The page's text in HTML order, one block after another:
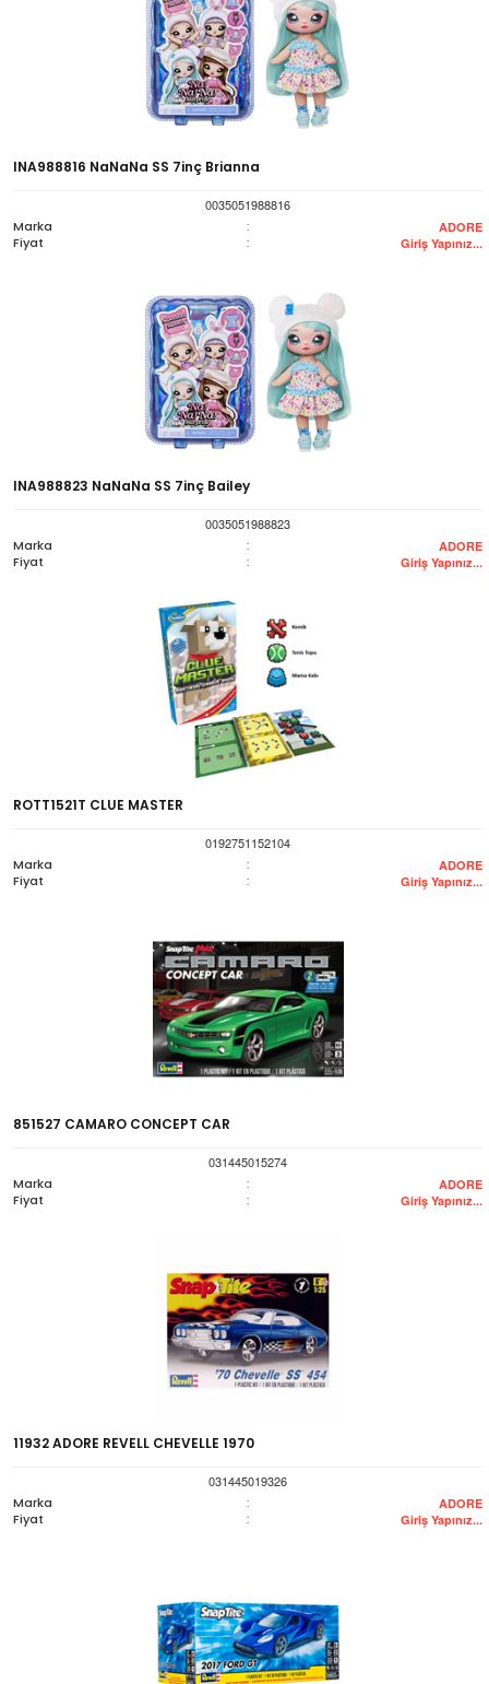
INA988816 NaNaNa SS 7inç Brianna
0035051988816
Marka
: ADORE
Fiyat : Giriş Yapınız...
INA988823 NaNaNa SS 7inç Bailey
0035051988823
Marka
: ADORE
Fiyat : Giriş Yapınız...
ROTT1521T CLUE MASTER
0192751152104
Marka
: ADORE
Fiyat : Giriş Yapınız...
851527 CAMARO CONCEPT CAR
031445015274
Marka
: ADORE
Fiyat : Giriş Yapınız...
11932 ADORE REVELL CHEVELLE 1970
031445019326
Marka
: ADORE
Fiyat : Giriş Yapınız...